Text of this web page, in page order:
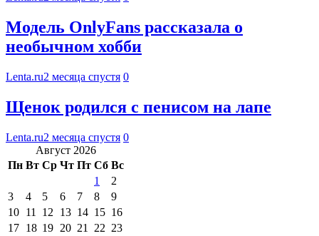
Модель OnlyFans рассказала о
необычном хобби
Lenta.ru2 месяца спустя 0
Щенок родился с пенисом на лапе
Lenta.ru2 месяца спустя 0
Август 2026
Пн Вт Ср Чт Пт Сб Вс
1
2
3
4 5 6 7 8
9
10 11 12 13 14 15 16
17 18 19 20 21 22 23